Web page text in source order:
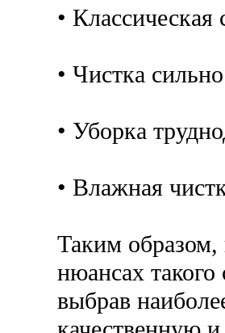
• Классическая
• Чистка
• Уборка
• Влажная
Таким образом,
нюансах
выбрав